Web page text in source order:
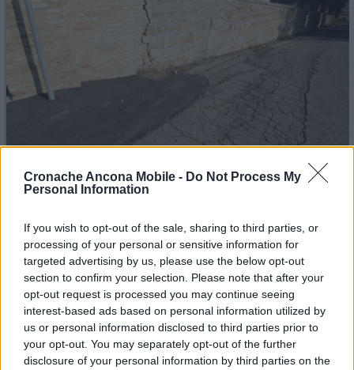
Cronache Ancona Mobile - Do Not Process My
Personal Information
If you wish to opt-out of the sale, sharing to third parties, or
processing of your personal or sensitive information for
targeted advertising by us, please use the below opt-out
section to confirm your selection. Please note that after your
opt-out request is processed you may continue seeing
interest-based ads based on personal information utilized by
us or personal information disclosed to third parties prior to
your opt-out. You may separately opt-out of the further
disclosure of your personal information by third parties on the